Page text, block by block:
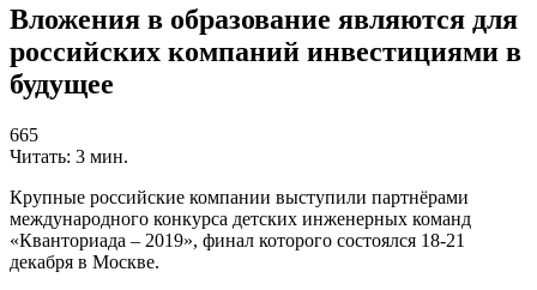
Вложения в образование являются для
российских компаний инвестициями в
будущее
665
Читать: 3 мин.
Крупные российские компании выступили партнёрами
международного конкурса детских инженерных команд
«Кванториада – 2019», финал которого состоялся 18-21
декабря в Москве.